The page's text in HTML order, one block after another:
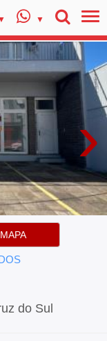
›
MAPA
do Sul